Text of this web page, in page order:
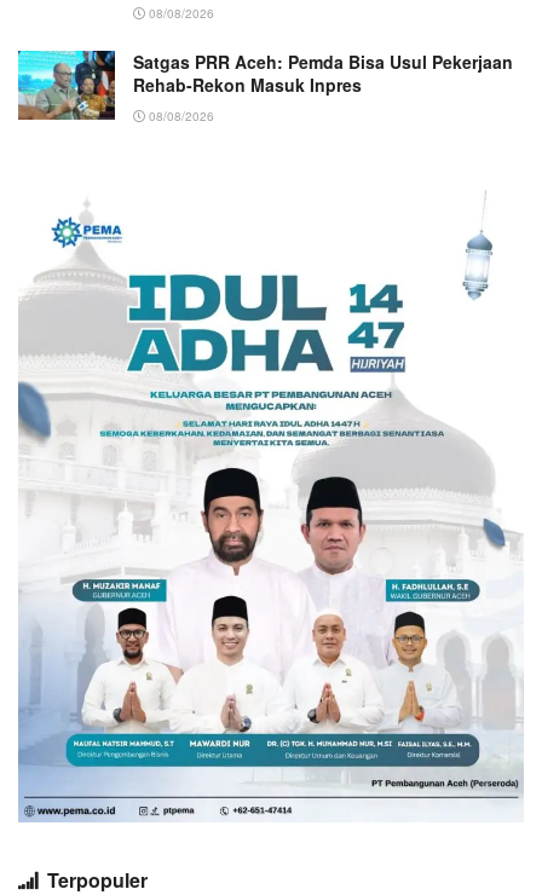
08/08/2026
Satgas PRR Aceh: Pemda Bisa Usul Pekerjaan
Rehab-Rekon Masuk Inpres
08/08/2026
Terpopuler